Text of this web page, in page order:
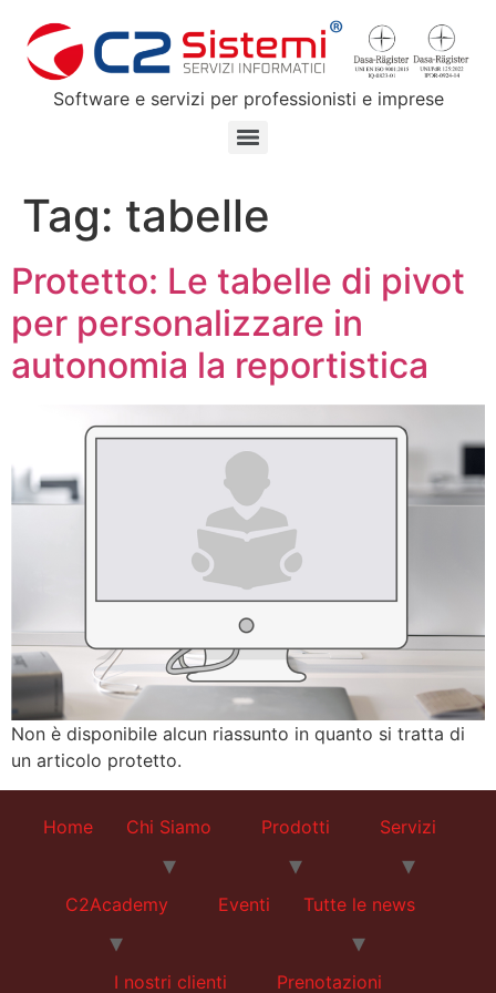
Software e servizi per professionisti e imprese
Tag: tabelle
Protetto: Le tabelle di pivot
per personalizzare in
autonomia la reportistica
Non è disponibile alcun riassunto in quanto si tratta di
un articolo protetto.
Home Chi Siamo Prodotti Servizi
C2Academy Eventi Tutte le news
I nostri clienti Prenotazioni